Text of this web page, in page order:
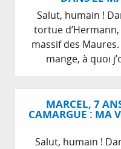
Salut, humain !
tortue
massif des
mange, à quoi
MARCEL, 7
CAMARGUE : MA
Salut, humain !